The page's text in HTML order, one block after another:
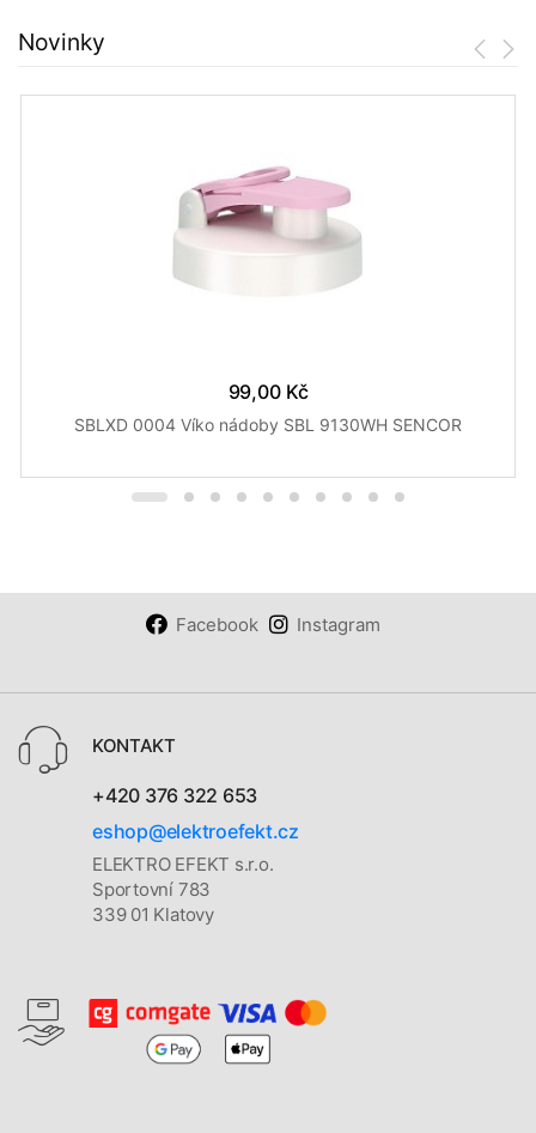
Novinky
99,00 Kč
SBLXD 0004 Víko nádoby SBL 9130WH SENCOR
Facebook Instagram
KONTAKT
+420 376 322 653
eshop@elektroefekt.cz
ELEKTRO EFEKT s.r.o.
Sportovní 783
339 01 Klatovy